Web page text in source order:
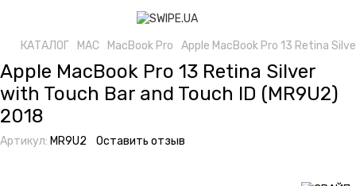
КАТАЛОГ MAC MacBook Pro Apple MacBook Pro 13 Retina
Apple MacBook Pro 13 Retina Silver
with Touch Bar and Touch ID (MR9U2)
2018
Артикул: MR9U2 Оставить отзыв